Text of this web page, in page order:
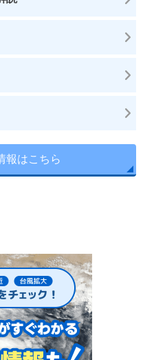
報はこちら